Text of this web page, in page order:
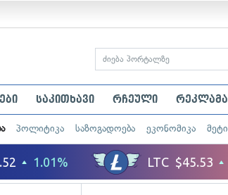
საკითხავი რჩეული რეკლამა
პოლიტიკა საზოგადოება ეკონომიკა მეტი